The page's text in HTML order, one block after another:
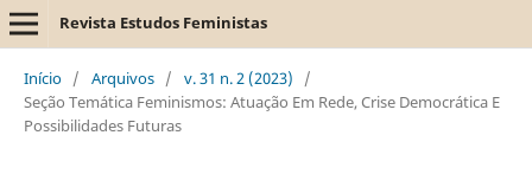
Revista Estudos Feministas
Início / Arquivos / v. 31 n. 2 (2023)
/
Seção Temática Feminismos: Atuação Em Rede, Crise Democrática E
Possibilidades Futuras